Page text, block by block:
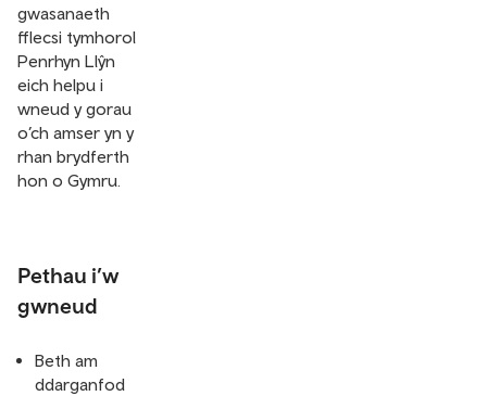
gwasanaeth
fflecsi tymhorol
Penrhyn Llŷn
eich helpu i
wneud y gorau
o’ch amser yn y
rhan brydferth
hon o Gymru.
Pethau i’w
gwneud
Beth am
ddarganfod